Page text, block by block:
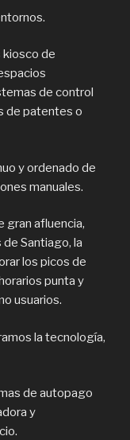
kiosco de
de control
de patentes o
y ordenado de
manuales.
gran afluencia,
Santiago, la
los picos de
punta y
usuarios.
la tecnología,
de autopago
y